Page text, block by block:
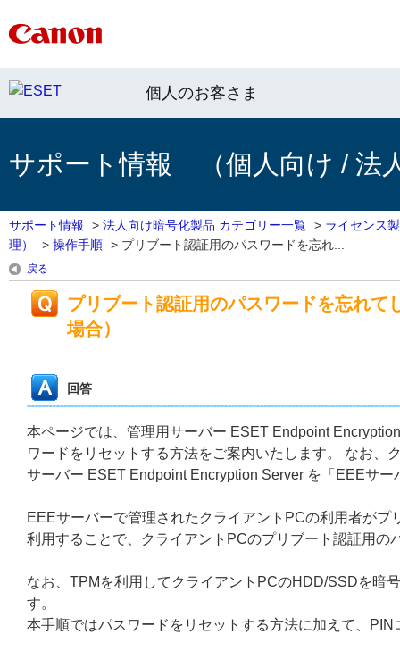
個人のお客さま
サポート情報 （個人向け / 法
サポート情報 > 法人向け暗号化製品 カテゴリー一覧 > ライセンス
理）
> 操作手順 > プリブート認証用のパスワードを忘れ...
戻る
プリブート認証用のパスワードを忘れて
場合）
回答
本ページでは、管理用サーバー ESET Endpoint
ワードをリセットする方法をご案内いたします。 なお
サーバー ESET Endpoint Encryption Server を「EEEサ
EEEサーバーで管理されたクライアントPCの利用者が
利用することで、クライアントPCのプリブート認証用の
なお、TPMを利用してクライアントPCのHDD/SSDを暗
す。
本手順ではパスワードをリセットする方法に加えて、